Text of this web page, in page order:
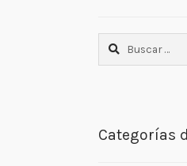
Buscar:
Categorías